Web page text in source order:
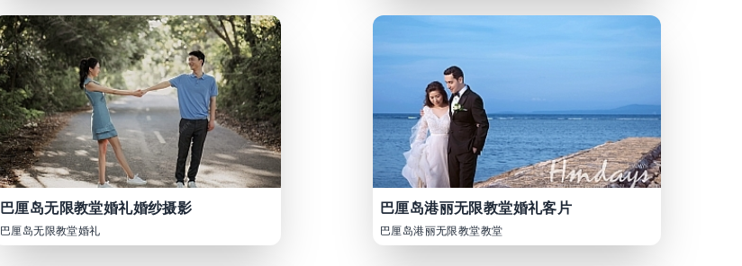
巴厘岛无限教堂婚礼婚纱摄影
巴厘岛无限教堂婚礼
巴厘岛港丽无限教堂婚礼客片
巴厘岛港丽无限教堂教堂